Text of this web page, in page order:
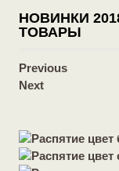
НОВИНКИ
ТОВАРЫ
Previous
Next